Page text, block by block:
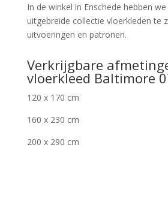
In de winkel in Enschede hebben
uitgebreide collectie vloerkleden te
uitvoeringen en patronen.
Verkrijgbare
vloerkleed Baltimore
120 x 170 cm
160 x 230 cm
200 x 290 cm